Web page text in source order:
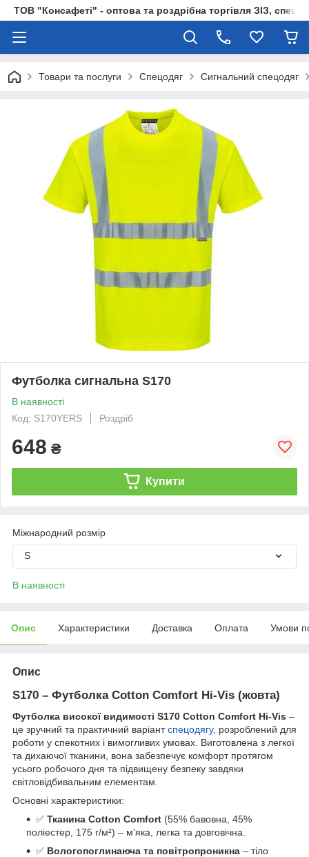
ТОВ "Консафеті" - оптова та роздрібна торгівля ЗІЗ,
Товари та послуги Спецодяг Сигнальний спецодяг
Футболка сигнальна S170
В наявності
Код: S170YERS
Роздріб
648 ₴
Купити
Міжнародний розмір
S
В наявності
Опис Характеристики Доставка Оплата Умови
Опис
S170 – Футболка Cotton Comfort Hi-Vis (жовта)
Футболка високої видимості S170 Cotton Comfort Hi-Vis –
це зручний та практичний варіантспецодягу, розроблений для
роботи у спекотних і вимогливих умовах. Виготовлена з легкої
та дихаючої тканини, вона забезпечує комфорт протягом
усього робочого дня та підвищену безпеку завдяки
світловідбивальним елементам.
Основні характеристики:
✅ Тканина Cotton Comfort (55% бавовна, 45%
поліестер, 175 г/м²) – м’яка, легка та довговічна.
✅ Вологопоглинаюча та повітропроникна – тіло